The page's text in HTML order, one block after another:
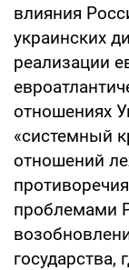
влияния
украинских
реализации
отношениях
«системный
отношений
проблемами
государства,